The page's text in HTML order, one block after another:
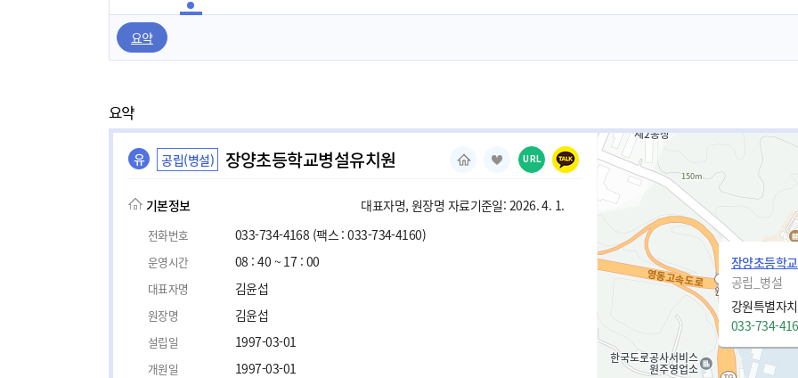
요약
요약
유 공립(병설) 장양초등학교병설유치원 URL
기본정보 대표자명, 원장명 자료기준일: 2026. 4. 1.
전화번호 033-734-4168 (팩스 : 033-734-4160)
운영시간 08 : 40 ~ 17 : 00
대표자명 김윤섭
원장명 김윤섭
설립일 1997-03-01
개원일 1997-03-01
장양초등학
공립_병설
강원특별자
033-734-